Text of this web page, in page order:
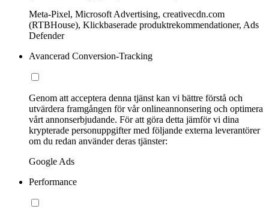
Meta-Pixel, Microsoft Advertising, creativecdn.com
(RTBHouse), Klickbaserade produktrekommendationer, Ads
Defender
Avancerad Conversion-Tracking
Genom att acceptera denna tjänst kan vi bättre förstå och
utvärdera framgången för vår onlineannonsering och optimera
vårt annonserbjudande. För att göra detta jämför vi dina
krypterade personuppgifter med följande externa leverantörer
om du redan använder deras tjänster:
Google Ads
Performance